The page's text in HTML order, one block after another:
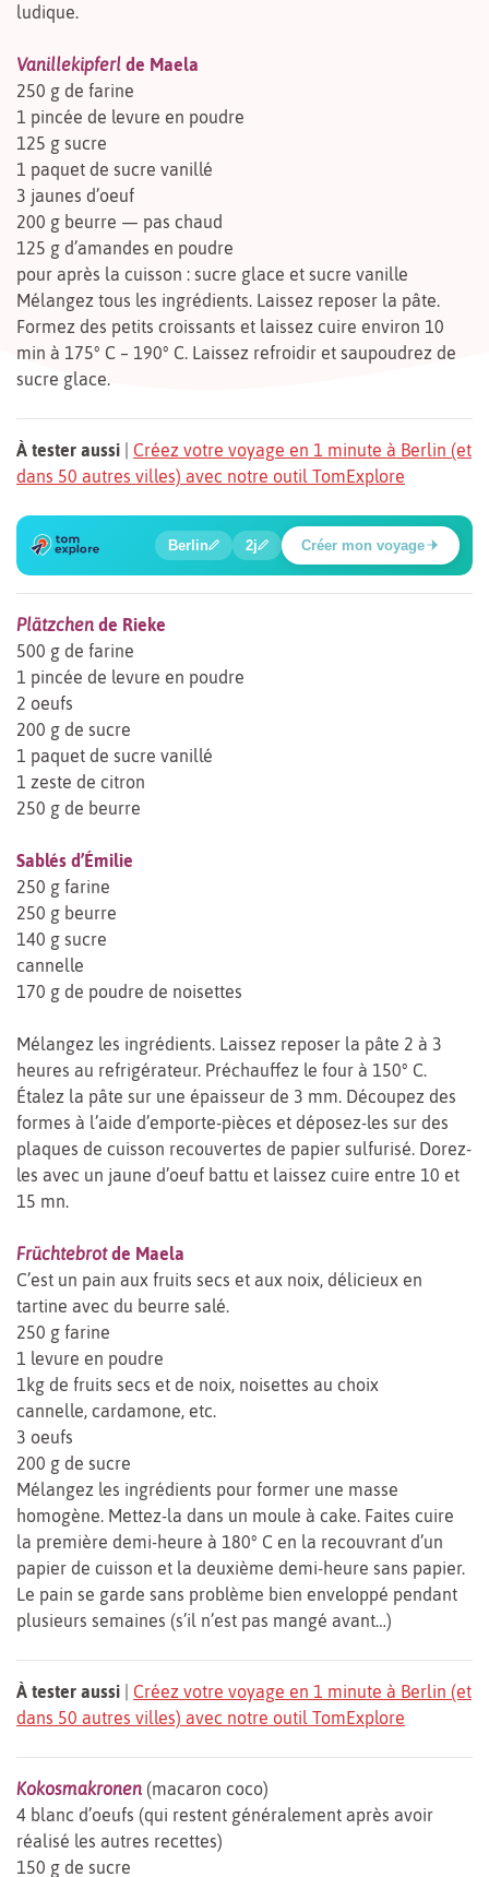
ludique.
Vanillekipferl de Maela
250 g de farine
1 pincée de levure en poudre
125 g sucre
1 paquet de sucre vanillé
3 jaunes d’oeuf
200 g beurre — pas chaud
125 g d’amandes en poudre
pour après la cuisson : sucre glace et sucre vanille
Mélangez tous les ingrédients. Laissez reposer la pâte.
Formez des petits croissants et laissez cuire environ 10
min à 175° C – 190° C. Laissez refroidir et saupoudrez de
sucre glace.
À tester aussi
Créez votre voyage en 1 minute à Berlin (et
dans 50 autres villes) avec notre outil TomExplore
🔍
🔍
🔍
🍲
🔍
🔍
Place Potsdamer
Berlin 2j Créer mon voyage
Plätzchen de Rieke
500 g de farine
1 pincée de levure en poudre
2 oeufs
200 g de sucre
1 paquet de sucre vanillé
1 zeste de citron
250 g de beurre
Sablés d’Émilie
250 g farine
250 g beurre
140 g sucre
cannelle
170 g de poudre de noisettes
Mélangez les ingrédients. Laissez reposer la pâte 2 à 3
heures au refrigérateur. Préchauffez le four à 150° C.
Étalez la pâte sur une épaisseur de 3 mm. Découpez des
formes à l’aide d’emporte-pièces et déposez-les sur des
plaques de cuisson recouvertes de papier sulfurisé. Dorez-
les avec un jaune d’oeuf battu et laissez cuire entre 10 et
15 mn.
Früchtebrotde Maela
C’est un pain aux fruits secs et aux noix, délicieux en
tartine avec du beurre salé.
250 g farine
1 levure en poudre
1kg de fruits secs et de noix, noisettes au choix
cannelle, cardamone, etc.
3 oeufs
200 g de sucre
Mélangez les ingrédients pour former une masse
homogène. Mettez-la dans un moule à cake. Faites cuire
la première demi-heure à 180° C en la recouvrant d’un
papier de cuisson et la deuxième demi-heure sans papier.
Le pain se garde sans problème bien enveloppé pendant
plusieurs semaines (s’il n’est pas mangé avant…)
À tester aussi
Créez votre voyage en 1 minute à Berlin (et
dans 50 autres villes) avec notre outil TomExplore
Kokosmakronen (macaron coco)
4 blanc d’oeufs (qui restent généralement après avoir
réalisé les autres recettes)
150 g de sucre